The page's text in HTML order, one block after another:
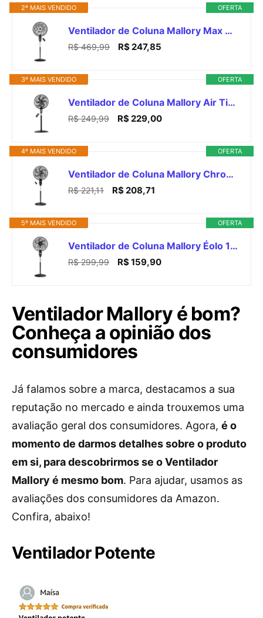
OFERTA
2º MAIS VENDIDO
Ventilador de Coluna Mallory Max Control Com Controle Remoto 140W, Silencioso, Com Hélice de15 pás, Grade Especial em Sistema TS, Máxima Vazão e Mínimo Ruído - PR-GR - 220V
R$ 469,99 R$ 247,85
OFERTA
3º MAIS VENDIDO
Ventilador de Coluna Mallory Air Timer TS+ Com Controle Remoto 126W, Silencioso, Com Hélice de 6 pás, Auto desligamento programável de até 7 horas - PR-GR - 127V
R$ 249,99 R$ 229,00
OFERTA
4º MAIS VENDIDO
Ventilador de Coluna Mallory Chronos 140W, Silencioso, Com Controle Remoto, Hélice de 6 pás, Auto Desligamento Programável de até 7 Horas- PR – GR - 220V
R$ 221,11 R$ 208,71
OFERTA
5º MAIS VENDIDO
Ventilador de Coluna Mallory Éolo 126W, Silencioso, Hélice de 6 pás, Grade Especial em Sistema TS, Máxima Vazão e Mínimo Ruído – PR-GF- 127V
R$ 299,99 R$ 159,90
Ventilador Mallory é bom?
Conheça a opinião dos
consumidores
Já falamos sobre a marca, destacamos a sua
reputação no mercado e ainda trouxemos uma
avaliação geral dos consumidores. Agora, é o
momento de darmos detalhes sobre o produto
em si, para descobrirmos se o Ventilador
Mallory é mesmo bom. Para ajudar, usamos as
avaliações dos consumidores da Amazon.
Confira, abaixo!
Ventilador Potente